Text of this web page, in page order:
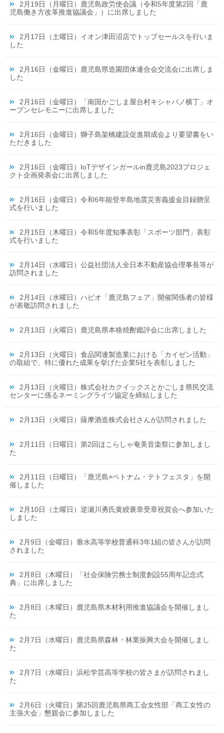
2月19日（月曜日）鹿児島政労使会議（令和5年度第2回「鹿
児島働き方改革推進協議会」）に出席しました
2月17日（土曜日）イオン津田沼店でトップセールスを行いま
した
2月16日（金曜日）鹿児島県造園団体連合会交流会に出席しま
した
2月16日（金曜日）「南国かごしま屋台村キシャバノ横丁」オ
ープンセレモニーに出席しました
2月16日（金曜日）獅子島架橋建設促進期成会より要望書をい
ただきました
2月16日（金曜日）IoTデザインガールin鹿児島2023プロジェ
クト企画発表会に出席しました
2月16日（金曜日）令和6年能登半島地震災害義援金目録贈呈
式を行いました
2月15日（木曜日）令和5年度知事表彰「スポーツ部門」表彰
式を行いました
2月14日（水曜日）公益社団法人全日本不動産協会理事長等が
訪問されました
2月14日（水曜日）ハピオ「鹿児島フェア」開催関係者の皆様
が表敬訪問されました
2月13日（火曜日）鹿児島県本格焼酎鑑評会に出席しました
2月13日（火曜日）食品関連製造業における「カイゼン活動」
の取組で、特に優れた成果を挙げた企業5社を表彰しました
2月13日（火曜日）株式会社カクイックスとかごしま県民交流
センターに係るネーミングライツ協定を締結しました
2月13日（火曜日）薩摩酒造株式会社さんが訪問されました
2月11日（日曜日）第2回ほこらしゃ奄美音楽祭に参加しまし
た
2月11日（日曜日）「鹿児島×ベトナム・テトフェスタ」を開
催しました
2月10日（土曜日）逆瀬川勇氏黄綬褒章受章祝賀会へ参加いた
しました
2月9日（金曜日）垂水高等学校普通科3年1組の皆さんが訪問
されました
2月8日（木曜日）「社会保険労務士制度創設55周年記念式
典」に出席しました
2月8日（木曜日）鹿児島県木材利用推進協議会を開催しまし
た
2月7日（水曜日）鹿児島県森林・林業振興大会を開催しまし
た
2月7日（水曜日）浜松学芸高等学校の皆さまが訪問されまし
た
2月6日（火曜日）第25回鹿児島県商工会女性部「商工女性の
主張大会」懇親会に参加しました